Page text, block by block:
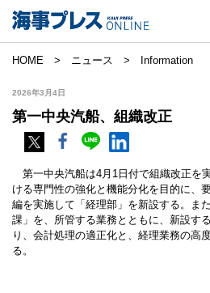
HOME ニュース Information
2026年3月4日
第一中央汽船、組織改正
第一中央汽船は4月1日付で組織改正を
ける専門性の強化と機能分化を目的に、
編を実施して「経理部」を新設する。ま
課」を、所管する業務とともに、新設す
り、会計処理の適正化と、経理業務の高
る。